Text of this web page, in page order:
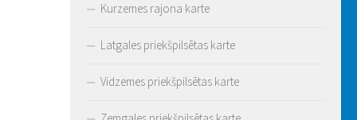
Kurzemes rajona karte
Latgales priekšpilsētas karte
Vidzemes priekšpilsētas karte